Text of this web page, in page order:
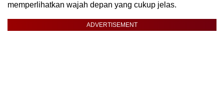
memperlihatkan wajah depan yang cukup jelas.
ADVERTISEMENT